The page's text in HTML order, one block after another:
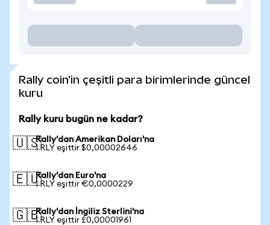
Rally coin'in çeşitli para birimlerinde güncel
kuru
Rally kuru bugün ne kadar?
🇺🇸Rally'dan Amerikan Doları'na
1 RLY eşittir $0,00002646
🇪🇺Rally'dan Euro'na
1 RLY eşittir €0,0000229
🇬🇧Rally'dan İngiliz Sterlini'na
1 RLY eşittir £0,00001961